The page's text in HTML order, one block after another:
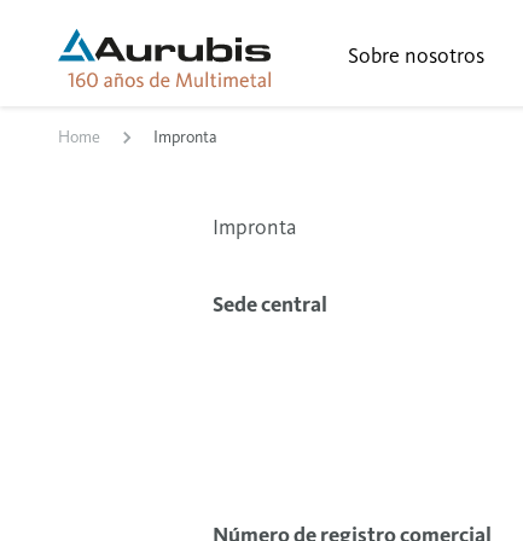
Sobre nosotros
Home Impronta
Impronta
Sede central
Número de registro comercial